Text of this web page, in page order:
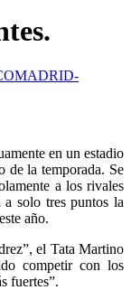
en un estadio
de la temporada. Se
a los rivales
solo tres puntos la
año.
el Tata Martino
competir con los
fuertes”.